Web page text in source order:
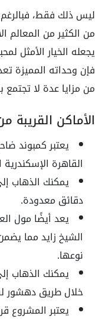
ليس ذلك فقط،
من الكثير من المعالم
يجعله الخيار الأمثل
فإن وحداته المميزة
من مزايا عدة لا
الأماكن القريبة
يعتبر كمبوند
القاهرة
يمكنك الذهاب
دقائق معدودة.
يعد أيضًا مول
الشيخ زايد مما
نوعها.
يمكنك الذهاب
خلال طريق دهشور
يعتبر المشروع